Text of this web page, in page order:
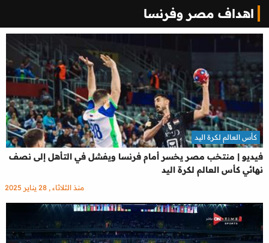
اهداف مصر وفرنسا
فيديو | منتخب مصر يخسر أمام فرنسا ويفشل في التأهل إلى نصف
نهائي كأس العالم لكرة اليد
كأس العالم لكرة اليد
منذ الثلاثاء , 28 يناير 2025